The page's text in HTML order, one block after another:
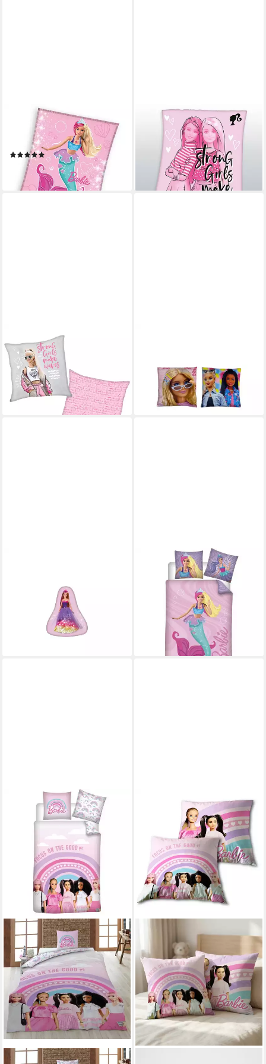
CARBOTEX
Wohndecke Kuscheldecke
Wohndecke Fleecedecke
(1)
ab 15,95 €
lieferbar - in 3-4 Werktagen bei dir
BARBIE
Kinderdecke Barbie, mit
tollem Barbie-Motiv
lieferbar - in 2-3 Werktagen bei dir
Dekokissen Kinder Kissen 40
x 40 cm Barbie Kuschelkissen
Dekokissen
14,95 €
lieferbar - in 2-3 Werktagen bei dir
38x38cm Icon Design
ab 9,76 €
lieferbar - in 7-9 Werktagen bei dir
lieferbar - in 7-9 Werktagen bei dir
Bettwäsche aus Baumwolle –
140x200 cm Bettbezug &
70x70 cm Kissenbezug
64,95 €
lieferbar - in 4-5 Werktagen bei dir
BARBIE